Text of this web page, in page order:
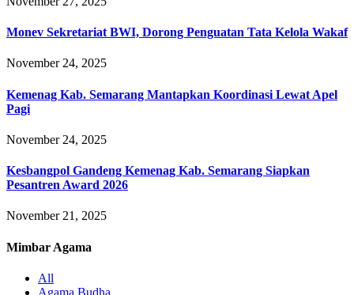
Monev Sekretariat BWI, Dorong Penguatan Tata Kelola Wakaf
November 24, 2025
Kemenag Kab. Semarang Mantapkan Koordinasi Lewat Apel
Pagi
November 24, 2025
Kesbangpol Gandeng Kemenag Kab. Semarang Siapkan
Pesantren Award 2026
November 21, 2025
Mimbar Agama
All
Agama Budha